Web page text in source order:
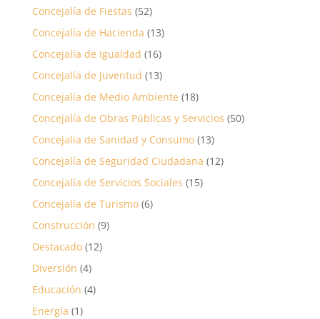
Concejalía de Fiestas (52)
Concejalía de Hacienda (13)
Concejalía de Igualdad (16)
Concejalía de Juventud (13)
Concejalía de Medio Ambiente (18)
Concejalía de Obras Públicas y Servicios (50)
Concejalía de Sanidad y Consumo(13)
Concejalía de Seguridad Ciudadana (12)
Concejalía de Servicios Sociales (15)
Concejalía de Turismo(6)
Construcción (9)
Destacado(12)
Diversión (4)
Educación (4)
Energía (1)